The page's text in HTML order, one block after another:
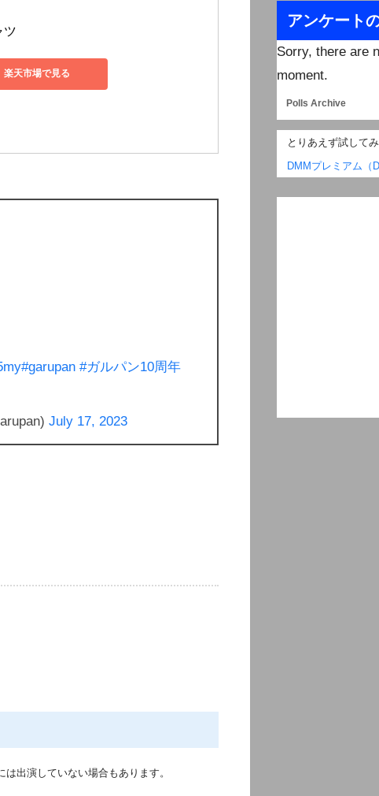
ツ
楽天市場で見る
#garupan #ガルパン10周年
July 17, 2023
出演していない場合もあります。
アンケート
Sorry, there are
moment.
Polls Archive
とりあえず試してみ
DMMプレミアム（